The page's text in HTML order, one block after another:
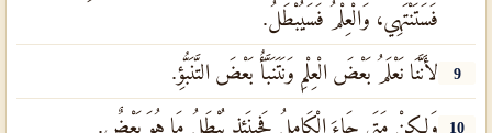
فَسَتَنْتَهِي، وَالْعِلْمُ فَسَيُبْطَلُ.
9 لأَنَّنَا نَعْلَمُ بَعْضَ الْعِلْمِ وَنَتَنَبَّأُ بَعْضَ التَّنَبُّؤِ.
10 وَلكِنْ مَتَى جَاءَ الْكَامِلُ فَحِينَئِذٍ يُبْطَلُ مَا هُوَ بَعْضٌ.